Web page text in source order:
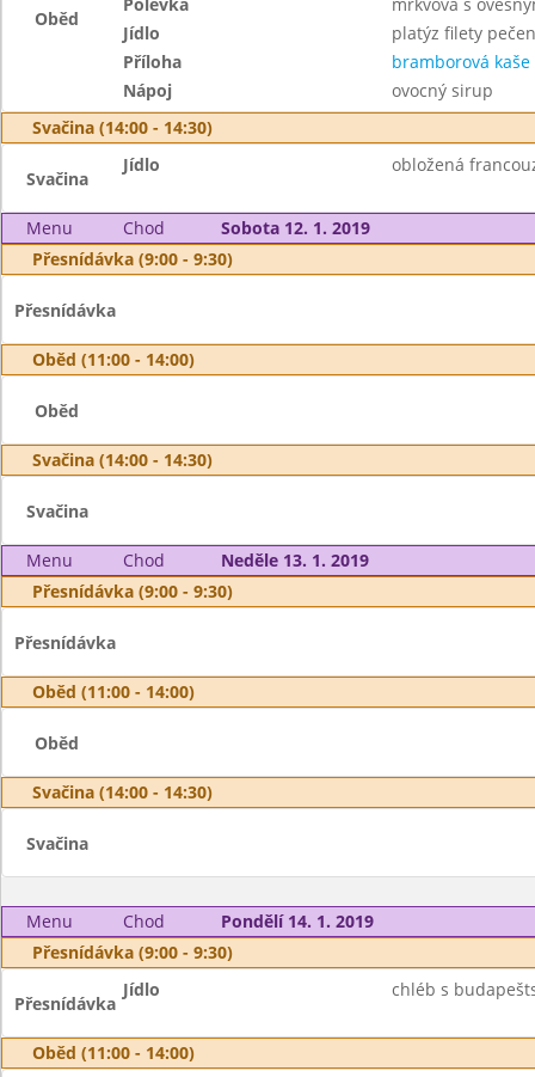
Oběd
Jídlo
platýz filety
Příloha
bramborová kaše
Nápoj
ovocný sirup
Svačina (14:00 - 14:30)
Svačina
Jídlo obložená
Menu Chod
Sobota 12. 1. 2019
Přesnídávka (9:00 - 9:30)
Přesnídávka
Oběd (11:00 - 14:00)
Oběd
Svačina (14:00 - 14:30)
Svačina
Menu Chod
Neděle 13. 1. 2019
Přesnídávka (9:00 - 9:30)
Přesnídávka
Oběd (11:00 - 14:00)
Oběd
Svačina (14:00 - 14:30)
Svačina
Menu Chod
Pondělí 14. 1. 2019
Přesnídávka (9:00 - 9:30)
Přesnídávka
Jídlo chléb s
Oběd (11:00 - 14:00)